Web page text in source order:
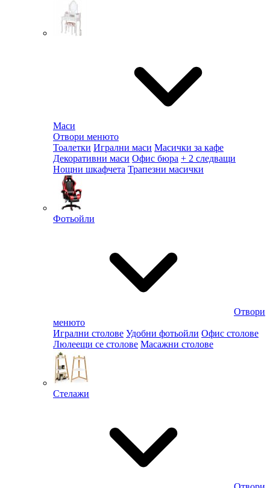
Маси
Отвори менюто
Тоалетки Игрални маси Масички за кафе
Декоративни маси Офис бюра + 2 следващи
Нощни шкафчета Трапезни масички
Фотьойли
Отвори
менюто
Игрални столове Удобни фотьойли Офис столове
Люлеещи се столове Масажни столове
Стелажи